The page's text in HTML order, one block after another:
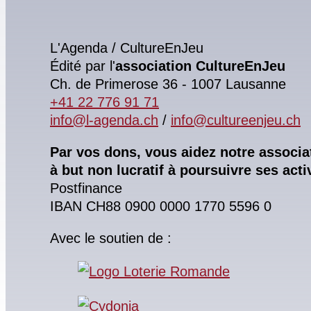
L'Agenda / CultureEnJeu
Édité par l'association CultureEnJeu
Ch. de Primerose 36 - 1007 Lausanne
+41 22 776 91 71
info@l-agenda.ch / info@cultureenjeu.ch
Par vos dons, vous aidez notre
à but non lucratif à poursuivre ses
Postfinance
IBAN CH88 0900 0000 1770 5596 0
Avec le soutien de :